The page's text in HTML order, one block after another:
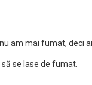
am mai fumat, deci
se lase de fumat.